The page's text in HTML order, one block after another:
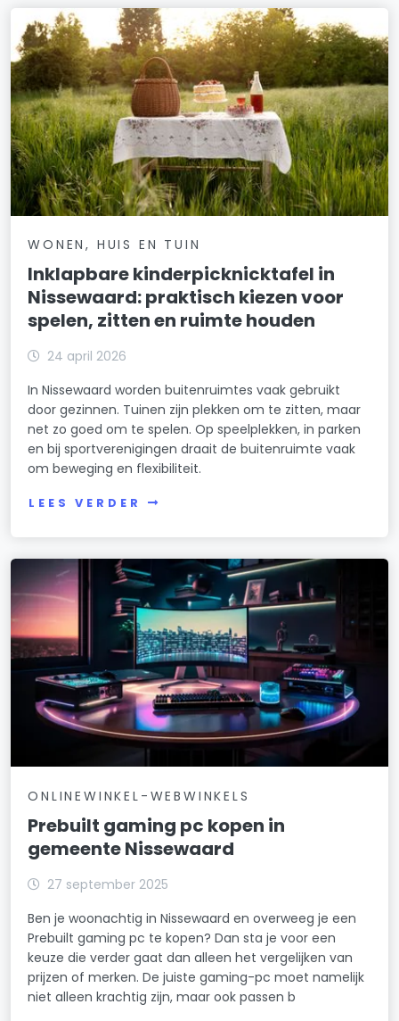
WONEN, HUIS EN TUIN
Inklapbare kinderpicknicktafel in
Nissewaard: praktisch kiezen voor
spelen, zitten en ruimte houden
24 april 2026
In Nissewaard worden buitenruimtes vaak gebruikt
door gezinnen. Tuinen zijn plekken om te zitten, maar
net zo goed om te spelen. Op speelplekken, in parken
en bij sportverenigingen draait de buitenruimte vaak
om beweging en flexibiliteit.
LEES VERDER
ONLINEWINKEL-WEBWINKELS
Prebuilt gaming pc kopen in
gemeente Nissewaard
27 september 2025
Ben je woonachtig in Nissewaard en overweeg je een
Prebuilt gaming pc te kopen? Dan sta je voor een
keuze die verder gaat dan alleen het vergelijken van
prijzen of merken. De juiste gaming-pc moet namelijk
niet alleen krachtig zijn, maar ook passen b